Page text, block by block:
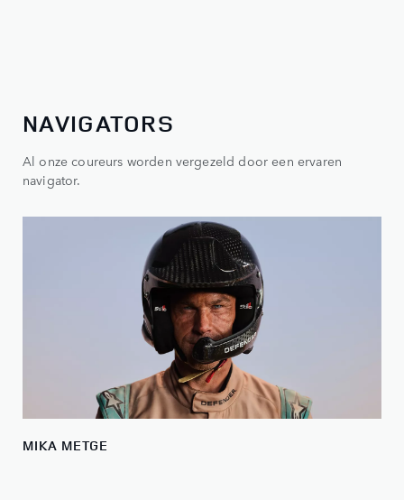
NAVIGATORS
Al onze coureurs worden vergezeld door een ervaren
navigator.
MIKA METGE